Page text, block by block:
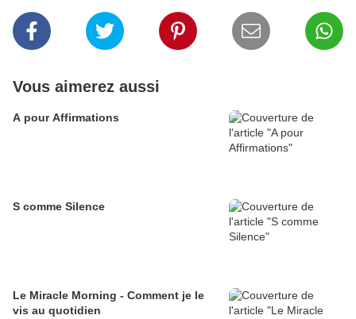
Vous aimerez aussi
A pour Affirmations
S comme Silence
Le Miracle Morning - Comment je le
vis au quotidien